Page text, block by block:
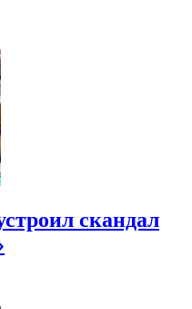
скандал